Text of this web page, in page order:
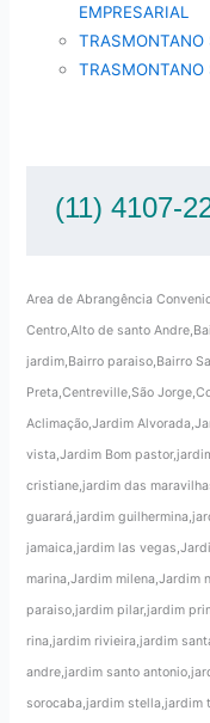
EMPRESARIAL
TRASMONTANO
TRASMONTANO
(11) 4107-
Area de Abrangência
Centro,Alto de santo
jardim,Bairro paraiso,Bairro
Preta,Centreville,São
Aclimação,Jardim
vista,Jardim Bom
cristiane,jardim das
guarará,jardim
jamaica,jardim las
marina,Jardim milena,Jardim
paraiso,jardim pilar,jardim
rina,jardim rivieira,jardim
andre,jardim santo
sorocaba,jardim stella,jardim